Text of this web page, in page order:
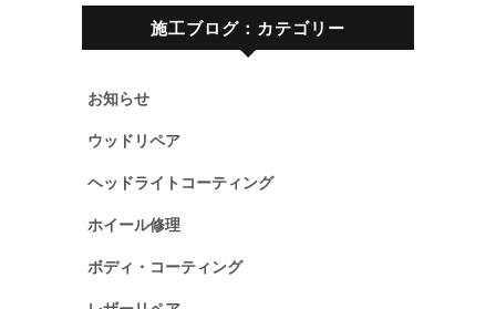
施工ブログ：カテゴリー
お知らせ
ウッドリペア
ヘッドライトコーティング
ホイール修理
ボディ・コーティング